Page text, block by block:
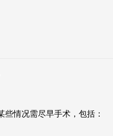
情况需尽早手术，包括：